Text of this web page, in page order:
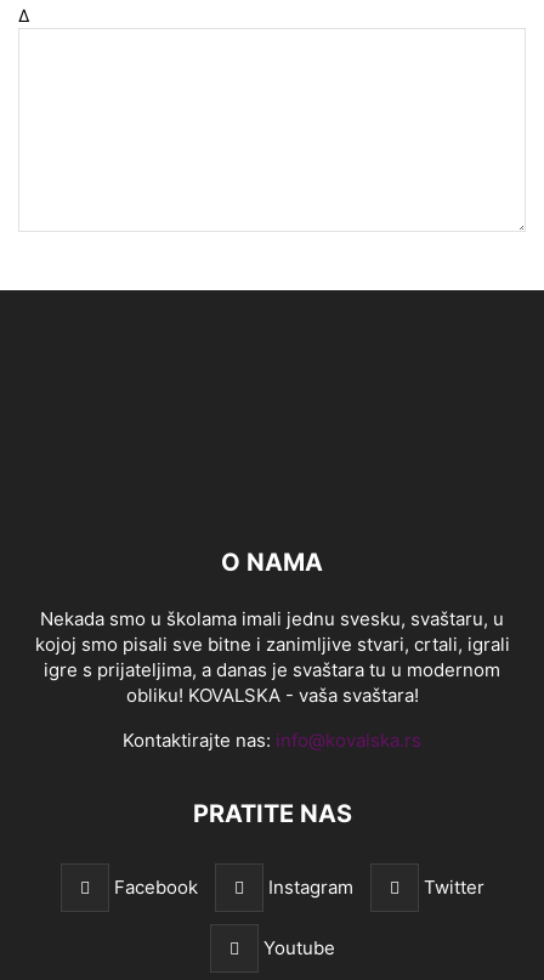
Δ
O NAMA
Nekada smo u školama imali jednu svesku, svaštaru, u
kojoj smo pisali sve bitne i zanimljive stvari, crtali, igrali
igre s prijateljima, a danas je svaštara tu u modernom
obliku! KOVALSKA - vaša svaštara!
Kontaktirajte nas: info@kovalska.rs
PRATITE NAS
Facebook Instagram Twitter
Youtube